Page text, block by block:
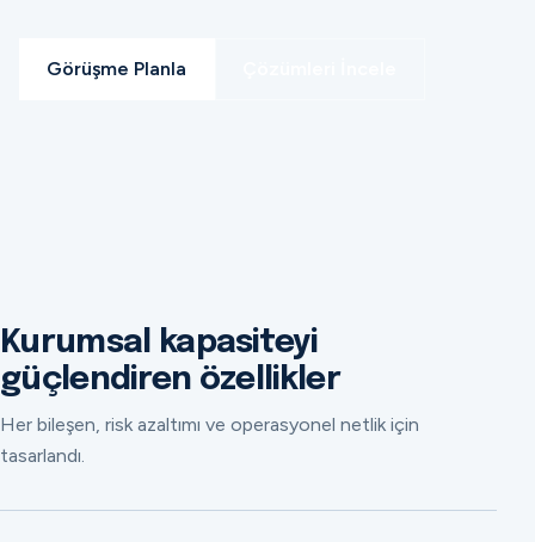
Görüşme Planla
Kurumsal kapasiteyi
güçlendiren özellikler
Her bileşen, risk azaltımı ve operasyonel netlik için
tasarlandı.